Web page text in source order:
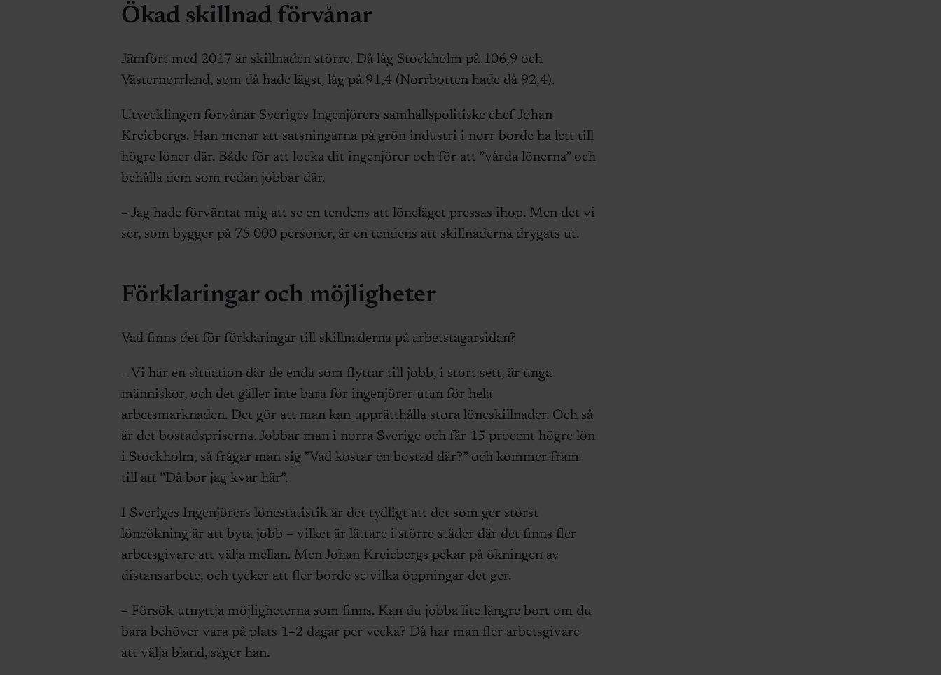
Ökad skillnad förvånar
Jämfört med 2017 är skillnaden större. Då låg Stockholm på 106,9 och
Västernorrland, som då hade lägst, låg på 91,4 (Norrbotten hade då 92,4).
Utvecklingen förvånar Sveriges Ingenjörers samhällspolitiske chef Johan
Kreicbergs. Han menar att satsningarna på grön industri i norr borde ha lett till
högre löner där. Både för att locka dit ingenjörer och för att ”vårda lönerna” och
behålla dem som redan jobbar där.
– Jag hade förväntat mig att se en tendens att löneläget pressas ihop. Men det vi
ser, som bygger på 75 000 personer, är en tendens att skillnaderna drygats ut.
Förklaringar och möjligheter
Vad finns det för förklaringar till skillnaderna på arbetstagarsidan?
– Vi har en situation där de enda som flyttar till jobb, i stort sett, är unga
människor, och det gäller inte bara för ingenjörer utan för hela
arbetsmarknaden. Det gör att man kan upprätthålla stora löneskillnader. Och så
är det bostadspriserna. Jobbar man i norra Sverige och får 15 procent högre lön
i Stockholm, så frågar man sig ”Vad kostar en bostad där?” och kommer fram
till att ”Då bor jag kvar här”.
I Sveriges Ingenjörers lönestatistik är det tydligt att det som ger störst
löneökning är att byta jobb – vilket är lättare i större städer där det finns fler
arbetsgivare att välja mellan. Men Johan Kreicbergs pekar på ökningen av
distansarbete, och tycker att fler borde se vilka öppningar det ger.
– Försök utnyttja möjligheterna som finns. Kan du jobba lite längre bort om du
bara behöver vara på plats 1–2 dagar per vecka? Då har man fler arbetsgivare
att välja bland, säger han.